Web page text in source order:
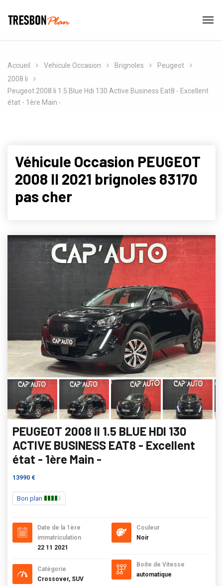
Accueil Vehicule Occasion Brignoles
Peugeot
2008 Ii
Peugeot 2008 Ii 1.5 Blue Hdi 130 Active Business Eat8 - Excellent
état - 1ère Main -
Véhicule Occasion PEUGEOT
2008 II 2021 brignoles 83170
pas cher
PEUGEOT 2008 II 1.5 BLUE HDI 130
ACTIVE BUSINESS EAT8 - Excellent
état - 1ère Main -
13990 €
Bon plan
Date de la 1ère
immatriculation
22 11 2021
Catégorie
Crossover, SUV
Couleur
Noir
Boite de Vitesse
automatique